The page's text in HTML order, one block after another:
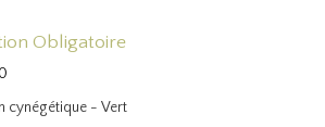
Obligatoire
cynégétique - Vert